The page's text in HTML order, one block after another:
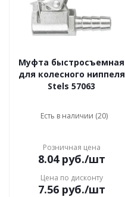
Муфта быстросъемная
для колесного ниппеля
Stels 57063
Есть в наличии (20)
Розничная цена
8.04руб./шт
Цена по дисконту
7.56руб./шт